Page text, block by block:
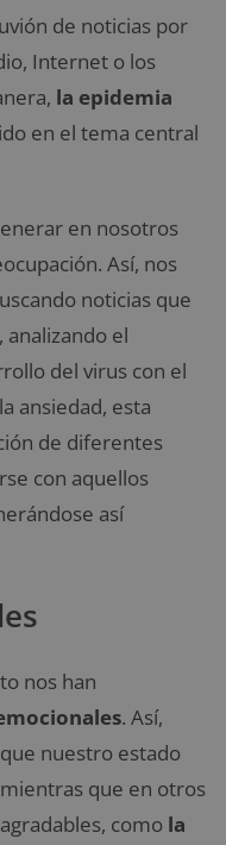
de noticias por
Internet o los
la epidemia
en el tema central
en nosotros
Así, nos
noticias que
el
del virus con el
ansiedad, esta
de diferentes
con aquellos
así
nos han
. Así,
nuestro estado
que en otros
como la